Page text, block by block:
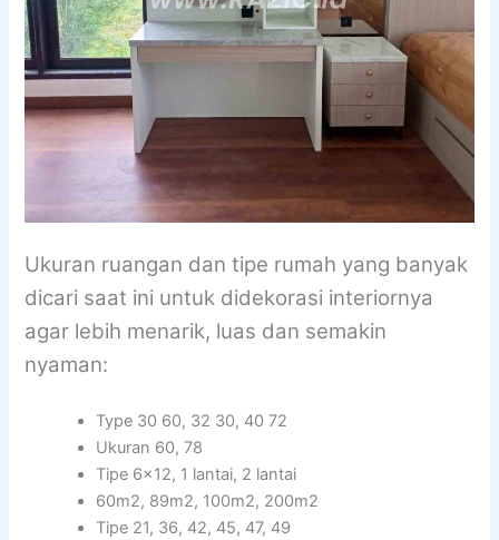
Ukuran ruangan dan tipe rumah yang banyak
dicari saat ini untuk didekorasi interiornya
agar lebih menarik, luas dan semakin
nyaman:
Type 30 60, 32 30, 40 72
Ukuran 60, 78
Tipe 6×12, 1 lantai, 2 lantai
60m2, 89m2, 100m2, 200m2
Tipe 21, 36, 42, 45, 47, 49